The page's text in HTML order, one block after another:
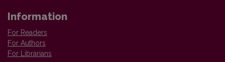
Information
For Readers
For Authors
For Librarians